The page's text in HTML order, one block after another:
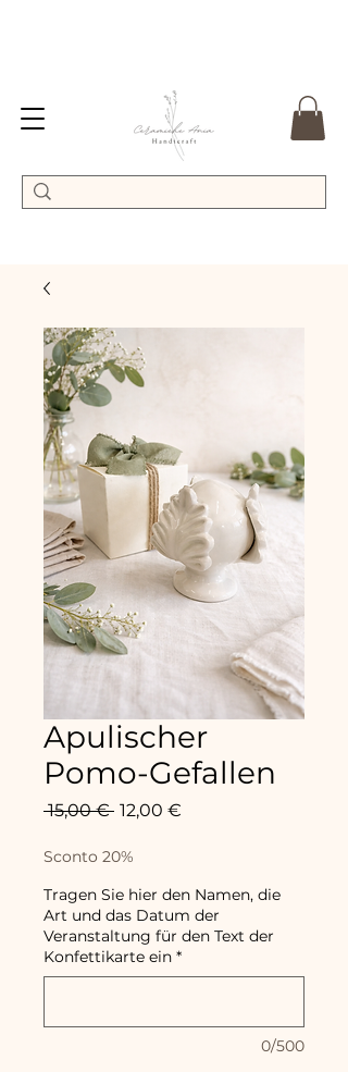
Apulischer
Pomo-Gefallen
15,00 € Standardpreis
12,00 €
Sconto 20%
Tragen Sie hier den Namen, die
Art und das Datum der
Veranstaltung für den Text der
Konfettikarte ein *
0/500